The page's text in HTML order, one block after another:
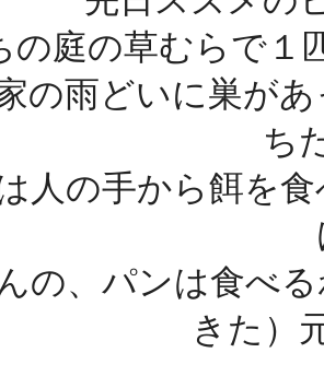
の庭の草むらで１
の雨どいに巣が
ち
は人の手から餌を
の、パンは食べ
きた）